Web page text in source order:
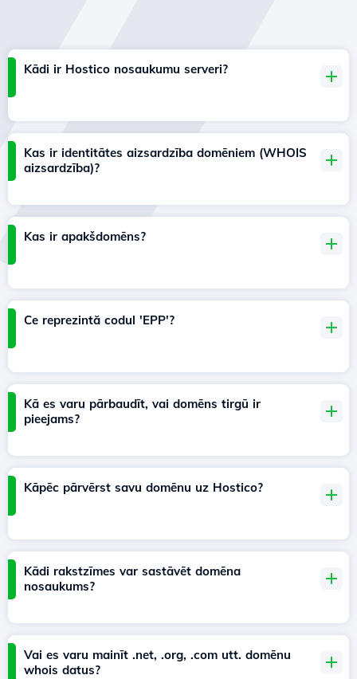
Kādi ir Hostico nosaukumu serveri?
Kas ir identitātes aizsardzība domēniem (WHOIS
aizsardzība)?
Kas ir apakšdomēns?
Ce reprezintă codul 'EPP'?
Kā es varu pārbaudīt, vai domēns tirgū ir
pieejams?
Kāpēc pārvērst savu domēnu uz Hostico?
Kādi rakstzīmes var sastāvēt domēna
nosaukums?
Vai es varu mainīt .net, .org, .com utt. domēnu
whois datus?